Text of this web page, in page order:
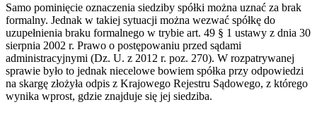
Samo pominięcie oznaczenia siedziby spółki można uznać za brak
formalny. Jednak w takiej sytuacji można wezwać spółkę do
uzupełnienia braku formalnego w trybie art. 49 § 1 ustawy z dnia 30
sierpnia 2002 r. Prawo o postępowaniu przed sądami
administracyjnymi (Dz. U. z 2012 r. poz. 270). W rozpatrywanej
sprawie było to jednak niecelowe bowiem spółka przy odpowiedzi
na skargę złożyła odpis z Krajowego Rejestru Sądowego, z którego
wynika wprost, gdzie znajduje się jej siedziba.